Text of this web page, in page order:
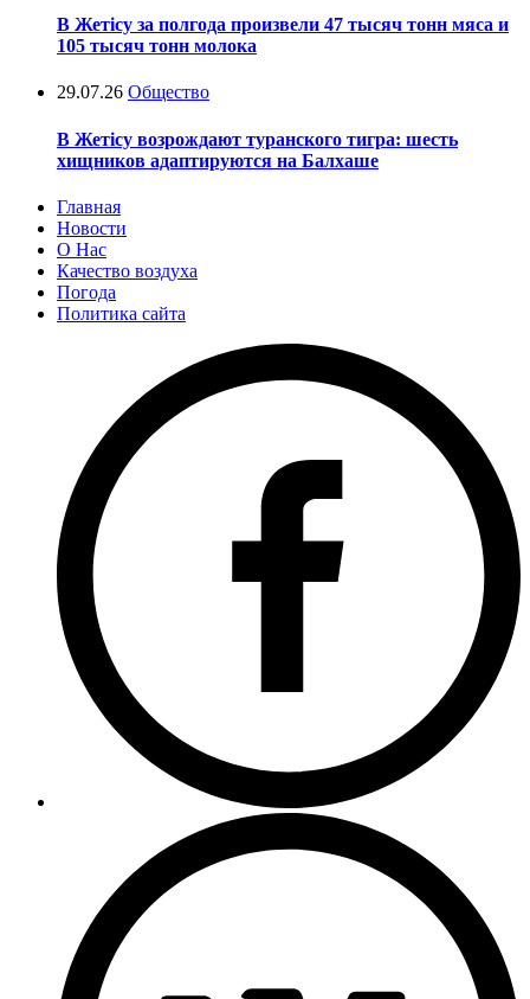
В Жетісу за полгода произвели 47 тысяч тонн мяса и
105 тысяч тонн молока
29.07.26 Общество
В Жетісу возрождают туранского тигра: шесть
хищников адаптируются на Балхаше
Главная
Новости
О Нас
Качество воздуха
Погода
Политика сайта